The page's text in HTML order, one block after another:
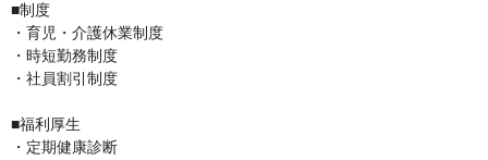
■制度
・育児・介護休業制度
・時短勤務制度
・社員割引制度
■福利厚生
・定期健康診断